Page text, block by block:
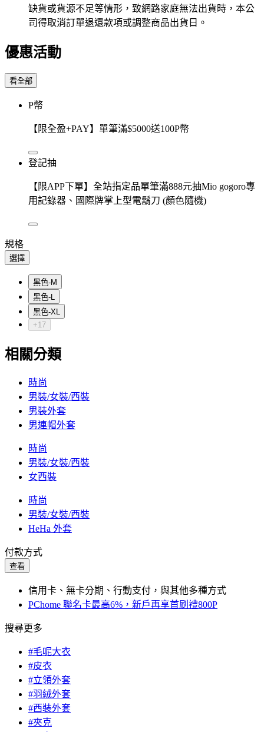
缺貨或貨源不足等情形，​致網路家庭無法出貨時，本公
司得取消訂單退還款項或調整商品出貨日。
優惠活動
看全部
P幣
【限全盈+PAY】單筆滿$5000送100P幣
登記抽
【限APP下單】全站指定品單筆滿888元抽Mio gogoro專
用記錄器、國際牌掌上型電鬍刀 (顏色隨機)
規格
選擇
黑色-M
黑色-L
黑色-XL
+17
相關分類
時尚
男裝/女裝/西裝
男裝外套
男連帽外套
時尚
男裝/女裝/西裝
女西裝
時尚
男裝/女裝/西裝
HeHa 外套
付款方式
查看
信用卡、無卡分期、行動支付，與其他多種方式
PChome 聯名卡最高6%，新戶再享首刷禮800P
搜尋更多
#毛呢大衣
#皮衣
#立領外套
#羽絨外套
#西裝外套
#夾克